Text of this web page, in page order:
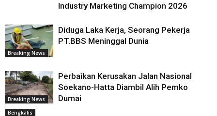
Industry Marketing Champion 2026
Breaking News
Diduga Laka Kerja, Seorang Pekerja
PT.BBS Meninggal Dunia
Breaking News
Perbaikan Kerusakan Jalan Nasional
Soekano-Hatta Diambil Alih Pemko
Dumai
Bengkalis